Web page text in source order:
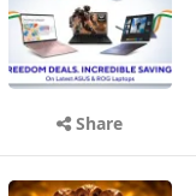
Share